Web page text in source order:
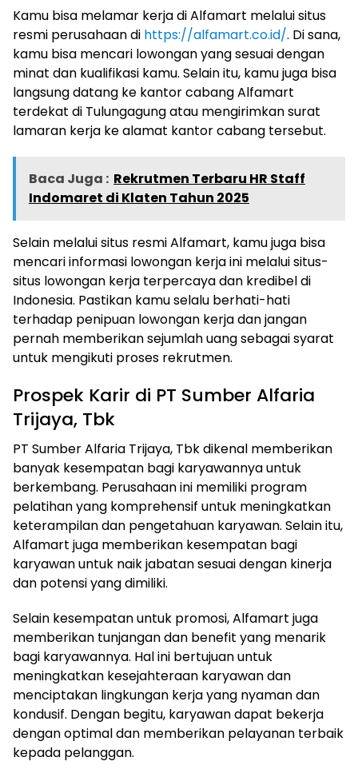
Kamu bisa melamar kerja di Alfamart melalui situs
resmi perusahaan di https://alfamart.co.id/. Di sana,
kamu bisa mencari lowongan yang sesuai dengan
minat dan kualifikasi kamu. Selain itu, kamu juga bisa
langsung datang ke kantor cabang Alfamart
terdekat di Tulungagung atau mengirimkan surat
lamaran kerja ke alamat kantor cabang tersebut.
Baca Juga : Rekrutmen Terbaru HR Staff
Indomaret di Klaten Tahun 2025
Selain melalui situs resmi Alfamart, kamu juga bisa
mencari informasi lowongan kerja ini melalui situs-
situs lowongan kerja terpercaya dan kredibel di
Indonesia. Pastikan kamu selalu berhati-hati
terhadap penipuan lowongan kerja dan jangan
pernah memberikan sejumlah uang sebagai syarat
untuk mengikuti proses rekrutmen.
Prospek Karir di PT Sumber Alfaria
Trijaya, Tbk
PT Sumber Alfaria Trijaya, Tbk dikenal memberikan
banyak kesempatan bagi karyawannya untuk
berkembang. Perusahaan ini memiliki program
pelatihan yang komprehensif untuk meningkatkan
keterampilan dan pengetahuan karyawan. Selain itu,
Alfamart juga memberikan kesempatan bagi
karyawan untuk naik jabatan sesuai dengan kinerja
dan potensi yang dimiliki.
Selain kesempatan untuk promosi, Alfamart juga
memberikan tunjangan dan benefit yang menarik
bagi karyawannya. Hal ini bertujuan untuk
meningkatkan kesejahteraan karyawan dan
menciptakan lingkungan kerja yang nyaman dan
kondusif. Dengan begitu, karyawan dapat bekerja
dengan optimal dan memberikan pelayanan terbaik
kepada pelanggan.